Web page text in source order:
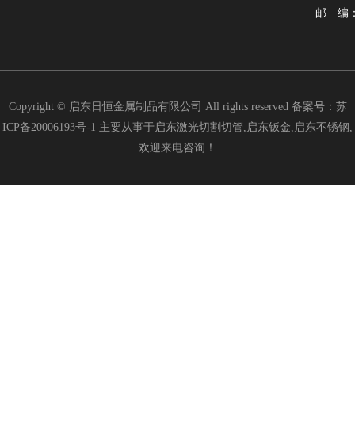
邮 编
Copyright © 启东日恒金属制品有限公司 All rights reserved 备案号： 苏
ICP备20006193号-1 主要从事于启东激光切割切管,启东钣金,启东不锈钢,
欢迎来电咨询！